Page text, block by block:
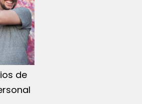
de